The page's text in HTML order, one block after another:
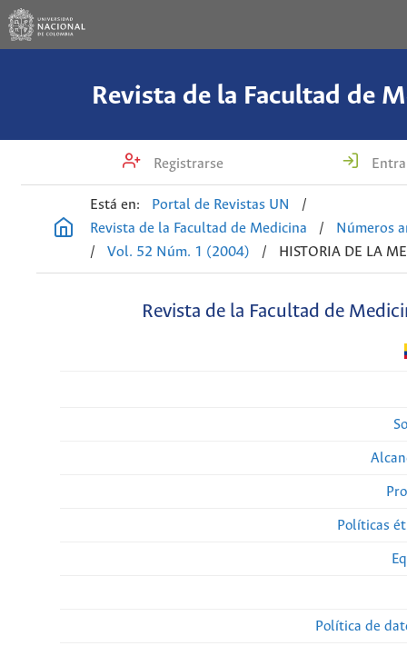
Revista de la Facultad de
Registrarse
Está en: Portal de Revistas UN
/
Revista de la Facultad de Medicina
/
Números
/
Vol. 52 Núm. 1 (2004) / HISTORIA DE LA
Revista de la Facultad de
Políticas
Política de